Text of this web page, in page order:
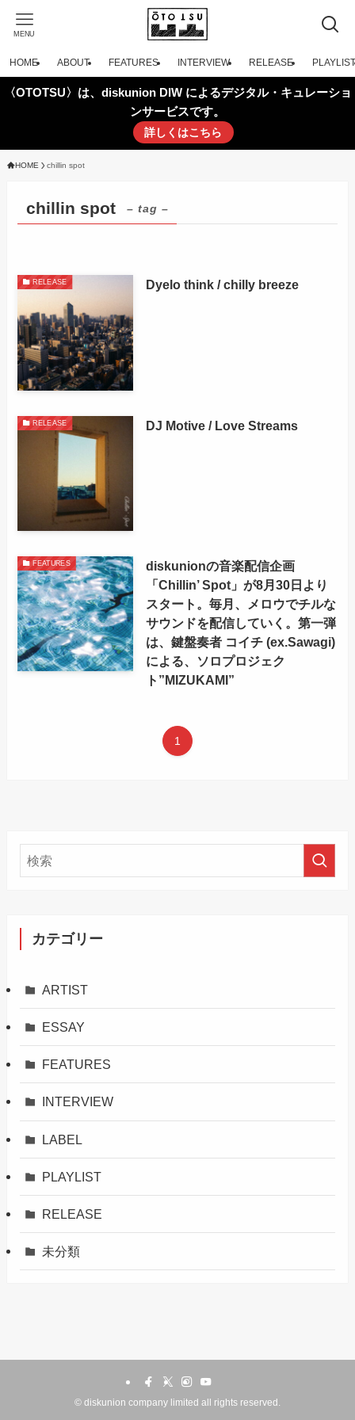
MENU
HOME ABOUT FEATURES INTERVIEW RELEASE PLAYLIST
〈OTOTSU〉は、diskunion DIW によるデジタル・キュレーショ
ンサービスです。
詳しくはこちら
HOME chillin spot
chillin spot – tag –
RELEASE Dyelo think / chilly breeze
RELEASE DJ Motive / Love Streams
FEATURES
diskunionの音楽配信企画
「Chillin’ Spot」が8月30日より
スタート。毎月、メロウでチルな
サウンドを配信していく。第一弾
は、鍵盤奏者 コイチ (ex.Sawagi)
による、ソロプロジェク
ト”MIZUKAMI”
1
カテゴリー
ARTIST
ESSAY
FEATURES
INTERVIEW
LABEL
PLAYLIST
RELEASE
未分類
© diskunion company limited all rights reserved.